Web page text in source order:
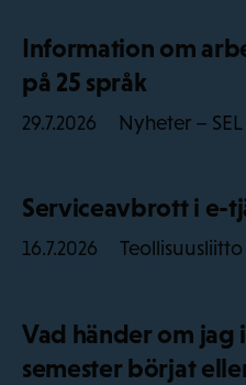
Information om
på 25 språk
29.7.2026 Nyheter – SEL
Serviceavbrott i e-
16.7.2026 Teollisuusliitto
Vad händer om jag
semester börjat